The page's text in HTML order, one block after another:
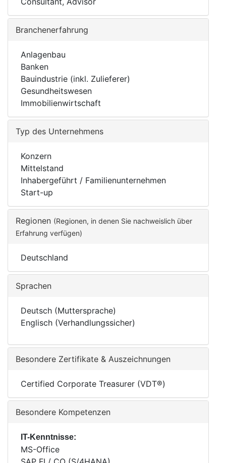
Branchenerfahrung
Anlagenbau
Banken
Bauindustrie (inkl. Zulieferer)
Gesundheitswesen
Immobilienwirtschaft
Typ des Unternehmens
Konzern
Mittelstand
Inhabergeführt / Familienunternehmen
Start-up
Regionen (Regionen, in denen Sie nachweislich über
Erfahrung verfügen)
Deutschland
Sprachen
Deutsch (Muttersprache)
Englisch (Verhandlungssicher)
Besondere Zertifikate & Auszeichnungen
Certified Corporate Treasurer (VDT®)
Besondere Kompetenzen
IT-Kenntnisse:
MS-Office